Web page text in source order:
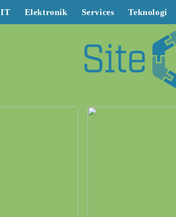
IT Elektronik Services Teknologi